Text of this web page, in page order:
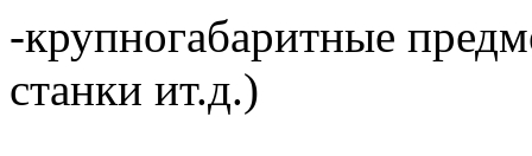
-крупногабаритные
станки ит.д.)